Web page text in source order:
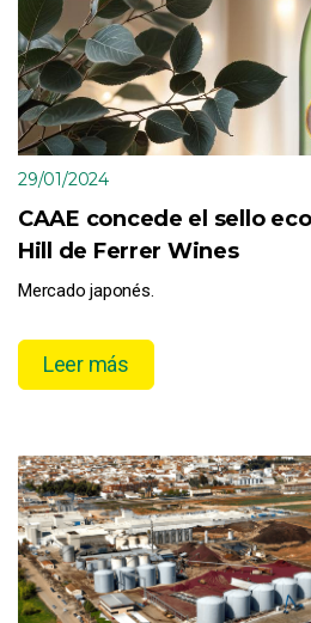
29/01/2024
CAAE concede el sello
Hill de Ferrer Wines
Mercado japonés.
Leer más